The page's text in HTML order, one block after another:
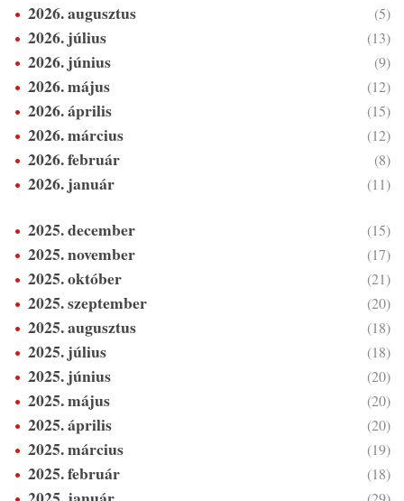
2026. augusztus (5)
2026. július (13)
2026. június (9)
2026. május (12)
2026. április (15)
2026. március (12)
2026. február (8)
2026. január (11)
2025. december (15)
2025. november (17)
2025. október (21)
2025. szeptember (20)
2025. augusztus (18)
2025. július (18)
2025. június (20)
2025. május (20)
2025. április (20)
2025. március (19)
2025. február (18)